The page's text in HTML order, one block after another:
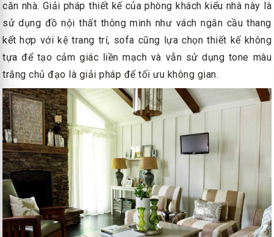
căn nhà. Giải pháp thiết kế của phòng khách kiểu nhà này là
sử dụng đồ nội thất thông minh như vách ngăn cầu thang
kết hợp với kệ trang trí, sofa cũng lựa chọn thiết kế không
tựa để tạo cảm giác liền mạch và vẫn sử dụng tone màu
trắng chủ đạo là giải pháp để tối ưu không gian.